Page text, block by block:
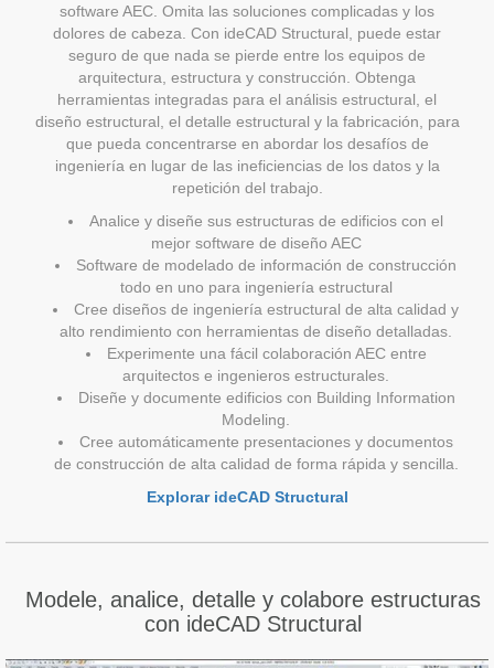
software AEC. Omita las soluciones complicadas y los
dolores de cabeza. Con ideCAD Structural, puede estar
seguro de que nada se pierde entre los equipos de
arquitectura, estructura y construcción. Obtenga
herramientas integradas para el análisis estructural, el
diseño estructural, el detalle estructural y la fabricación, para
que pueda concentrarse en abordar los desafíos de
ingeniería en lugar de las ineficiencias de los datos y la
repetición del trabajo.
Analice y diseñe sus estructuras de edificios con el
mejor software de diseño AEC
Software de modelado de información de construcción
todo en uno para ingeniería estructural
Cree diseños de ingeniería estructural de alta calidad y
alto rendimiento con herramientas de diseño detalladas.
Experimente una fácil colaboración AEC entre
arquitectos e ingenieros estructurales.
Diseñe y documente edificios con Building Information
Modeling.
Cree automáticamente presentaciones y documentos
de construcción de alta calidad de forma rápida y sencilla.
Explorar ideCAD Structural
Modele, analice, detalle y colabore estructuras
con ideCAD Structural